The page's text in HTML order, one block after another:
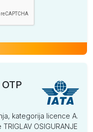
kategorija licence A.
OSIGURANJE